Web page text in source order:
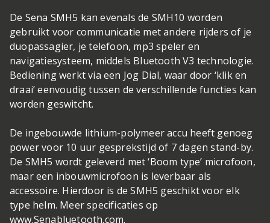
De Sena SMH5 kan evenals de SMH10 worden
gebruikt voor communicatie met andere rijders of je
duopassagier, je telefoon, mp3 speler en
navigatiesysteem, middels Bluetooth V3 technologie.
Bediening werkt via een Jog Dial, waar door ‘klik en
draai’ eenvoudig tussen de verschillende functies kan
worden geswitcht.
De ingebouwde lithium-polymeer accu heeft genoeg
power voor 10 uur gesprekstijd of 7 dagen stand-by.
De SMH5 wordt geleverd met ‘Boom type’ microfoon,
maar een inbouwmicrofoon is leverbaar als
accessoire. Hierdoor is de SMH5 geschikt voor elk
type helm. Meer specificaties op
www.Senabluetooth.com.